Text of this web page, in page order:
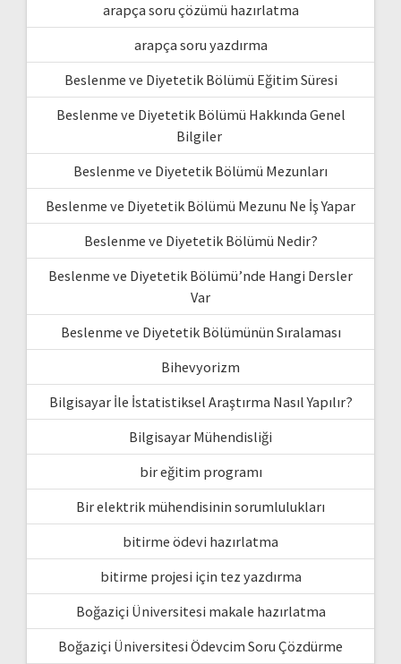
arapça soru çözümü hazırlatma
arapça soru yazdırma
Beslenme ve Diyetetik Bölümü Eğitim Süresi
Beslenme ve Diyetetik Bölümü Hakkında Genel
Bilgiler
Beslenme ve Diyetetik Bölümü Mezunları
Beslenme ve Diyetetik Bölümü Mezunu Ne İş Yapar
Beslenme ve Diyetetik Bölümü Nedir?
Beslenme ve Diyetetik Bölümü’nde Hangi Dersler
Var
Beslenme ve Diyetetik Bölümünün Sıralaması
Bihevyorizm
Bilgisayar İle İstatistiksel Araştırma Nasıl Yapılır?
Bilgisayar Mühendisliği
bir eğitim programı
Bir elektrik mühendisinin sorumlulukları
bitirme ödevi hazırlatma
bitirme projesi için tez yazdırma
Boğaziçi Üniversitesi makale hazırlatma
Boğaziçi Üniversitesi Ödevcim Soru Çözdürme